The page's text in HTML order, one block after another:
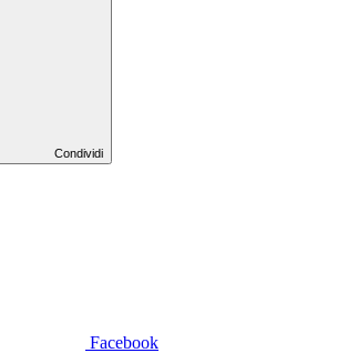
Condividi
Facebook